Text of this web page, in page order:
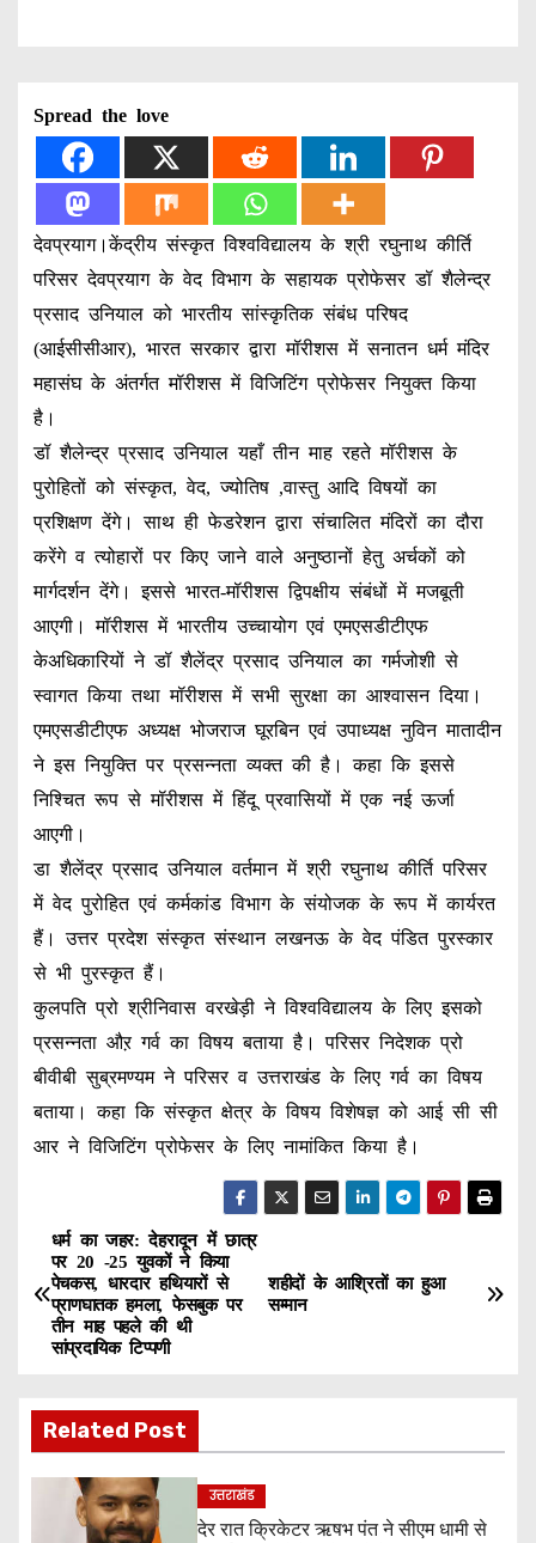
Spread the love
देवप्रयाग।केंद्रीय संस्कृत विश्वविद्यालय के श्री रघुनाथ कीर्ति
परिसर देवप्रयाग के वेद विभाग के सहायक प्रोफेसर डॉ शैलेन्द्र
प्रसाद उनियाल को भारतीय सांस्कृतिक संबंध परिषद
(आईसीसीआर), भारत सरकार द्वारा मॉरीशस में सनातन धर्म मंदिर
महासंघ के अंतर्गत मॉरीशस में विजिटिंग प्रोफेसर नियुक्त किया
है।
डॉ शैलेन्द्र प्रसाद उनियाल यहाँ तीन माह रहते मॉरीशस के
पुरोहितों को संस्कृत, वेद, ज्योतिष ,वास्तु आदि विषयों का
प्रशिक्षण देंगे। साथ ही फेडरेशन द्वारा संचालित मंदिरों का दौरा
करेंगे व त्योहारों पर किए जाने वाले अनुष्ठानों हेतु अर्चकों को
मार्गदर्शन देंगे। इससे भारत-मॉरीशस द्विपक्षीय संबंधों में मजबूती
आएगी। मॉरीशस में भारतीय उच्चायोग एवं एमएसडीटीएफ
केअधिकारियों ने डॉ शैलेंद्र प्रसाद उनियाल का गर्मजोशी से
स्वागत किया तथा मॉरीशस में सभी सुरक्षा का आश्वासन दिया।
एमएसडीटीएफ अध्यक्ष भोजराज घूरबिन एवं उपाध्यक्ष नुविन मातादीन
ने इस नियुक्ति पर प्रसन्नता व्यक्त की है। कहा कि इससे
निश्चित रूप से मॉरीशस में हिंदू प्रवासियों में एक नई ऊर्जा
आएगी।
डा शैलेंद्र प्रसाद उनियाल वर्तमान में श्री रघुनाथ कीर्ति परिसर
में वेद पुरोहित एवं कर्मकांड विभाग के संयोजक के रूप में कार्यरत
हैं। उत्तर प्रदेश संस्कृत संस्थान लखनऊ के वेद पंडित पुरस्कार
से भी पुरस्कृत हैं।
कुलपति प्रो श्रीनिवास वरखेड़ी ने विश्वविद्यालय के लिए इसको
प्रसन्नता औऱ गर्व का विषय बताया है। परिसर निदेशक प्रो
बीवीबी सुब्रमण्यम ने परिसर व उत्तराखंड के लिए गर्व का विषय
बताया। कहा कि संस्कृत क्षेत्र के विषय विशेषज्ञ को आई सी सी
आर ने विजिटिंग प्रोफेसर के लिए नामांकित किया है।
P
o
s
t
n
शहीदों के आश्रितों का हुआ
सम्मान
धर्म का जहर: देहरादून में छात्र
पर 20 -25 युवकों ने किया
पेचकस, धारदार हथियारों से
प्राणघातक हमला, फेसबुक पर
तीन माह पहले की थी
सांप्रदायिक टिप्पणी
Related Post
उत्तराखंड
देर रात क्रिकेटर ऋषभ पंत ने सीएम धामी से